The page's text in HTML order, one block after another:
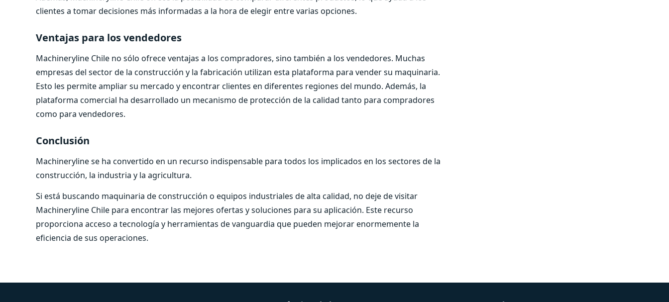
clientes a tomar decisiones más informadas a la hora de elegir entre varias opciones.
Ventajas para los vendedores
Machineryline Chile no sólo ofrece ventajas a los compradores, sino también a los vendedores. Muchas
empresas del sector de la construcción y la fabricación utilizan esta plataforma para vender su maquinaria.
Esto les permite ampliar su mercado y encontrar clientes en diferentes regiones del mundo. Además, la
plataforma comercial ha desarrollado un mecanismo de protección de la calidad tanto para compradores
como para vendedores.
Conclusión
Machineryline se ha convertido en un recurso indispensable para todos los implicados en los sectores de la
construcción, la industria y la agricultura.
Si está buscando maquinaria de construcción o equipos industriales de alta calidad, no deje de visitar
Machineryline Chile para encontrar las mejores ofertas y soluciones para su aplicación. Este recurso
proporciona acceso a tecnología y herramientas de vanguardia que pueden mejorar enormemente la
eficiencia de sus operaciones.